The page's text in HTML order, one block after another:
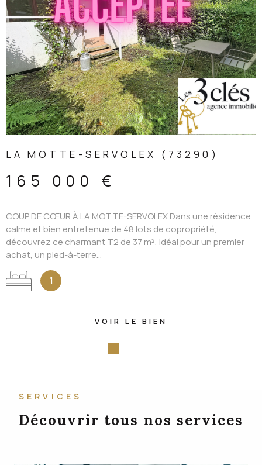
LA MOTTE-SERVOLEX (73290)
165 000 €
COUP DE CŒUR À LA MOTTE-SERVOLEX Dans une résidence
calme et bien entretenue de 48 lots de copropriété,
découvrez ce charmant T2 de 37 m², idéal pour un premier
achat, un pied-à-terre...
1
VOIR LE BIEN
SERVICES
Découvrir tous nos services